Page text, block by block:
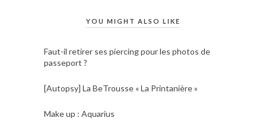
YOU MIGHT ALSO LIKE
Faut-il retirer ses piercing pour les photos de
passeport ?
[Autopsy] La BeTrousse « La Printanière »
Make up : Aquarius